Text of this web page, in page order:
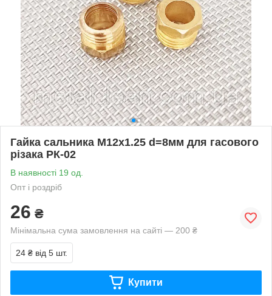
Гайка сальника М12х1.25 d=8мм для гасового
різака РК-02
В наявності 19 од.
Опт і роздріб
26 ₴
Мінімальна сума замовлення на сайті — 200 ₴
24 ₴ від 5 шт.
Купити